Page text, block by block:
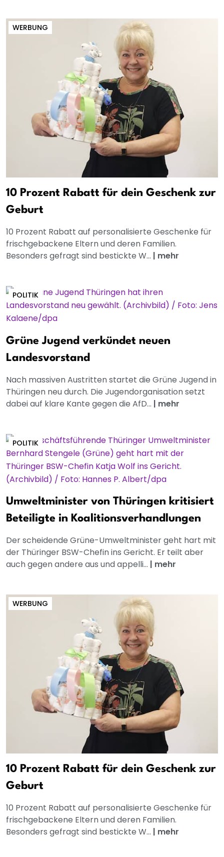
WERBUNG
10 Prozent Rabatt für dein Geschenk zur
Geburt
10 Prozent Rabatt auf personalisierte Geschenke für
frischgebackene Eltern und deren Familien.
Besonders gefragt sind bestickte W... | mehr
POLITIK
Grüne Jugend verkündet neuen
Landesvorstand
Nach massiven Austritten startet die Grüne Jugend in
Thüringen neu durch. Die Jugendorganisation setzt
dabei auf klare Kante gegen die AfD... | mehr
POLITIK
Umweltminister von Thüringen kritisiert
Beteiligte in Koalitionsverhandlungen
Der scheidende Grüne-Umweltminister geht hart mit
der Thüringer BSW-Chefin ins Gericht. Er teilt aber
auch gegen andere aus und appelli... | mehr
WERBUNG
10 Prozent Rabatt für dein Geschenk zur
Geburt
10 Prozent Rabatt auf personalisierte Geschenke für
frischgebackene Eltern und deren Familien.
Besonders gefragt sind bestickte W... | mehr